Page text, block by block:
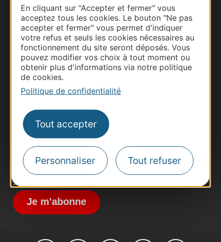
En cliquant sur "Accepter et fermer" vous
acceptez tous les cookies. Le bouton "Ne pas
accepter et fermer" vous permet d'indiquer
votre refus et seuls les cookies nécessaires au
fonctionnement du site seront déposés. Vous
pouvez modifier vos choix à tout moment ou
obtenir plus d'informations via notre politique
de cookies.
Politique de confidentialité
Tout accepter
Personnaliser Tout refuser
Thermalisme
Business/Mice
Site presse et d'influence
Voyagistes
Destination Sport
Inscrivez-vous à la lettre d'information
Destination Occitanie pour recevoir des
suggestions de séjours, de visites et de sorties.
Je m'abonne